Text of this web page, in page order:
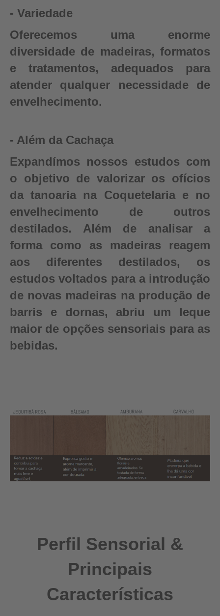
- Variedade
Oferecemos uma enorme
diversidade de madeiras, formatos
e tratamentos, adequados para
atender qualquer necessidade de
envelhecimento.
- Além da Cachaça
Expandímos nossos estudos com
o objetivo de valorizar os ofícios
da tanoaria na Coquetelaria e no
envelhecimento de outros
destilados. Além de analisar a
forma como as madeiras reagem
aos diferentes destilados, os
estudos voltados para a introdução
de novas madeiras na produção de
barris e dornas, abriu um leque
maior de opções sensoriais para as
bebidas.
Perfil Sensorial &
Principais
Características